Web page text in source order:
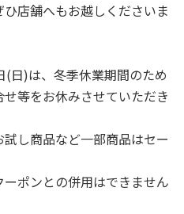
店舗へもお越しくださいま
日)は、冬季休業期間のため
等をお休みさせていただき
し商品など一部商品はセー
ポンとの併用はできません